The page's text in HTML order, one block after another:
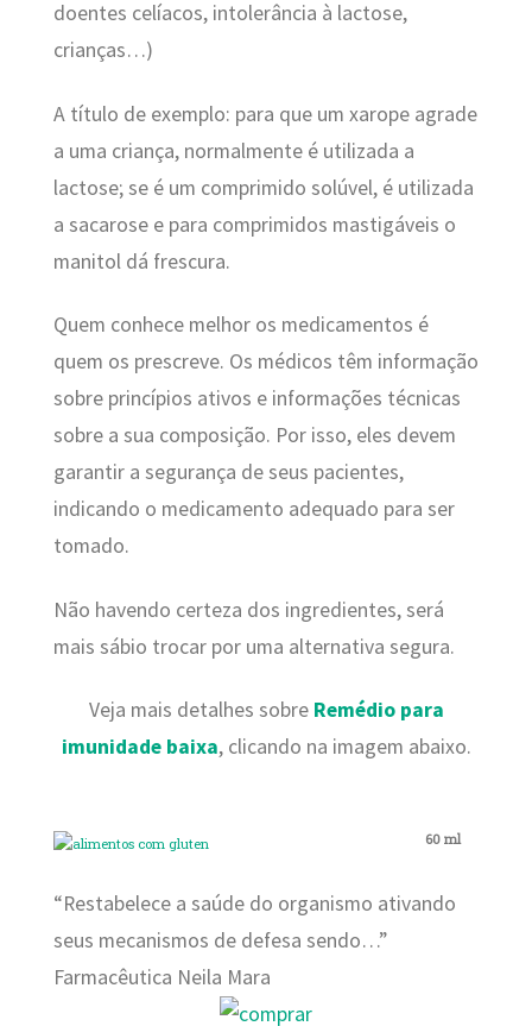
doentes celíacos, intolerância à lactose,
crianças…)
A título de exemplo: para que um xarope agrade
a uma criança, normalmente é utilizada a
lactose; se é um comprimido solúvel, é utilizada
a sacarose e para comprimidos mastigáveis o
manitol dá frescura.
Quem conhece melhor os medicamentos é
quem os prescreve. Os médicos têm informação
sobre princípios ativos e informações técnicas
sobre a sua composição. Por isso, eles devem
garantir a segurança de seus pacientes,
indicando o medicamento adequado para ser
tomado.
Não havendo certeza dos ingredientes, será
mais sábio trocar por uma alternativa segura.
Veja mais detalhes sobre Remédio para
imunidade baixa, clicando na imagem abaixo.
60 ml
“Restabelece a saúde do organismo ativando
seus mecanismos de defesa sendo…”
Farmacêutica Neila Mara